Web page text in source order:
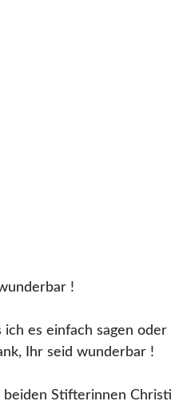
!
ich es einfach sagen
Ihr seid wunderbar !
beiden Stifterinnen